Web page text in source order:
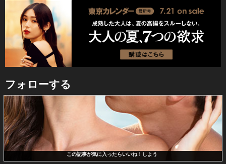
フォローする
この記事が気に入ったらいいね！しよう